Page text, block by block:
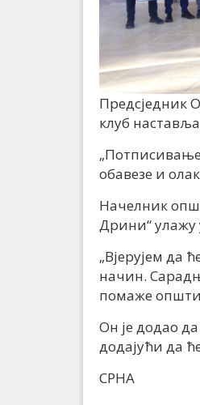
Предсједник
клуб
обавезе и
Начелник
Дрини“ улажу
„Вјерујем да
начин.
помаже
Он је додао
додајући да
СРНА